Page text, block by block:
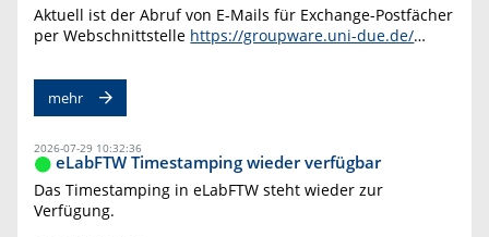
Aktuell ist der Abruf von E-Mails für Exchange-Postfächer
per Webschnittstelle https://groupware.uni-due.de/…
mehr
2026-07-29 10:32:36
eLabFTW Timestamping wieder verfügbar
Das Timestamping in eLabFTW steht wieder zur
Verfügung.